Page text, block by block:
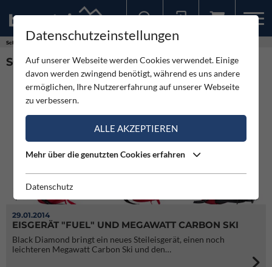
Schlagworte
SCHLAGWORT: JETFORCE (2)
29.01.2014
EISGERÄT "FUEL" UND MEGAWATT CARBON SKI
Black Diamond bringt ein neues Steileisgerät, einen noch
leichteren Megawatt Carbon Ski und den…
Datenschutzeinstellungen
Auf unserer Webseite werden Cookies verwendet. Einige
davon werden zwingend benötigt, während es uns andere
ermöglichen, Ihre Nutzererfahrung auf unserer Webseite
zu verbessern.
ALLE AKZEPTIEREN
Mehr über die genutzten Cookies erfahren
Datenschutz